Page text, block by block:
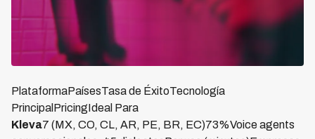
PlataformaPaísesTasa de ÉxitoTecnología
PrincipalPricingIdeal Para
Kleva7 (MX, CO, CL, AR, PE, BR, EC)73%Voice agents